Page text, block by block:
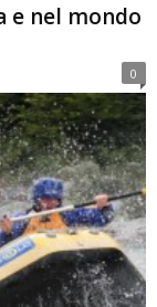
e nel mondo
0